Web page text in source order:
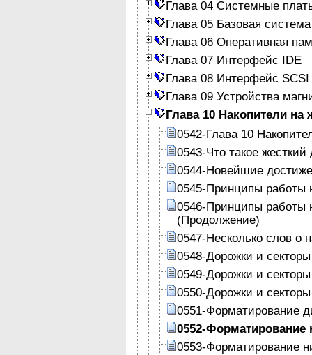
Глава 04 Системные
Глава 05 Базовая
Глава 06 Оперативная
Глава 07 Интерфейс IDE
Глава 08 Интерфейс SCSI
Глава 09 Устройства
Глава 10 Накопители на
0542-Глава 10
0543-Что такое жесткий
0544-Новейшие
0545-Принципы работы
0546-Принципы работы
(Продолжение)
0547-Несколько слов о
0548-Дорожки и секторы
0549-Дорожки и
0550-Дорожки и
0551-Форматирование
0552-Форматирование
0553-Форматирование